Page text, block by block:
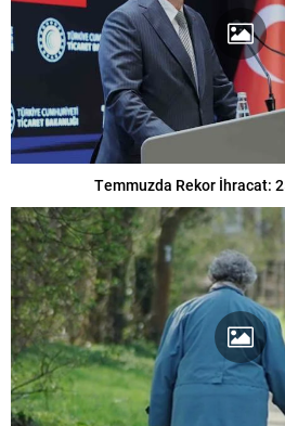
Temmuzda Rekor İhracat: